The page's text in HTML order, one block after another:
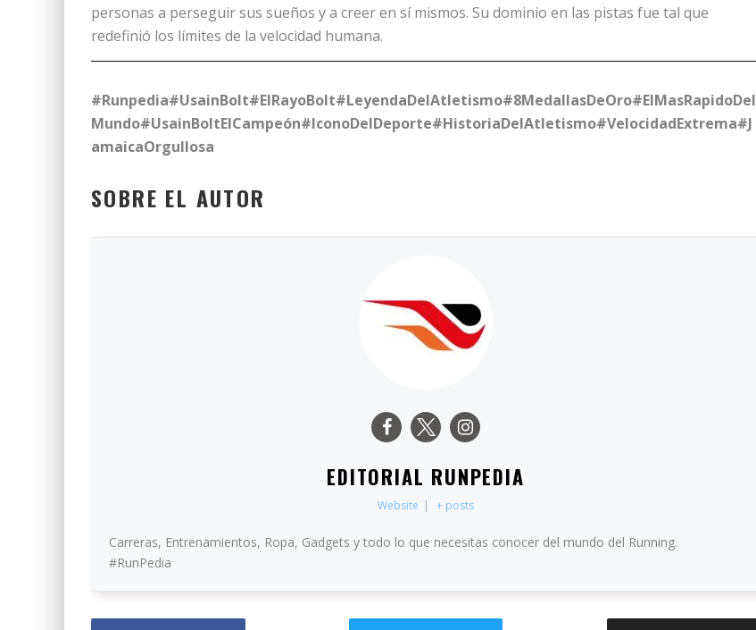
personas a perseguir sus sueños y a creer en sí mismos. Su dominio en las pistas fue tal que
redefinió los límites de la velocidad humana.
#Runpedia#UsainBolt#ElRayoBolt#LeyendaDelAtletismo#8MedallasDeOro#ElMasRapidoDel
Mundo#UsainBoltElCampeón#IconoDelDeporte#HistoriaDelAtletismo#VelocidadExtrema#J
amaicaOrgullosa
SOBRE EL AUTOR
EDITORIAL RUNPEDIA
Website | + posts
Carreras, Entrenamientos, Ropa, Gadgets y todo lo que necesitas conocer del mundo del Running.
#RunPedia